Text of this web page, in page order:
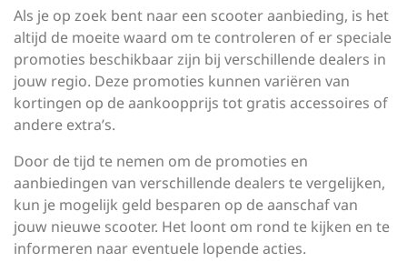
Als je op zoek bent naar een scooter aanbieding, is het
altijd de moeite waard om te controleren of er speciale
promoties beschikbaar zijn bij verschillende dealers in
jouw regio. Deze promoties kunnen variëren van
kortingen op de aankoopprijs tot gratis accessoires of
andere extra’s.
Door de tijd te nemen om de promoties en
aanbiedingen van verschillende dealers te vergelijken,
kun je mogelijk geld besparen op de aanschaf van
jouw nieuwe scooter. Het loont om rond te kijken en te
informeren naar eventuele lopende acties.